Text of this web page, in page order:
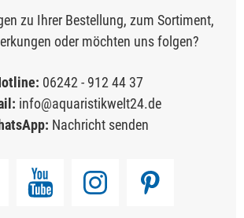
zu Ihrer Bestellung, zum Sortiment,
oder möchten uns folgen?
06242 - 912 44 37
info@aquaristikwelt24.de
Nachricht senden